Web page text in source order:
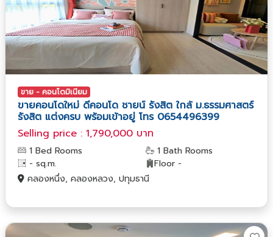
ขาย - คอนโดมิเนียม
ขายคอนโดใหม่ ดีคอนโด ชายน์ รังสิต ใกล้ ม.ธรรมศาสตร์
รังสิต แต่งครบ พร้อมเข้าอยู่ โทร 0654496399
Selling price : 1,790,000 บาท
1 Bed Rooms
1 Bath Rooms
- sq.m.
Floor -
คลองหนึ่ง, คลองหลวง, ปทุมธานี